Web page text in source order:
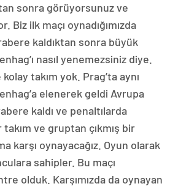
sonra görüyorsunuz ve
Biz ilk maçı oynadığımızda
kaldıktan sonra büyük
nasıl yenemezsiniz diye.
takım yok. Prag’ta aynı
elenerek geldi Avrupa
kaldı ve penaltılarda
ve gruptan çıkmış bir
karşı oynayacağız. Oyun olarak
sahipler. Bu maçı
olduk. Karşımızda da oynayan